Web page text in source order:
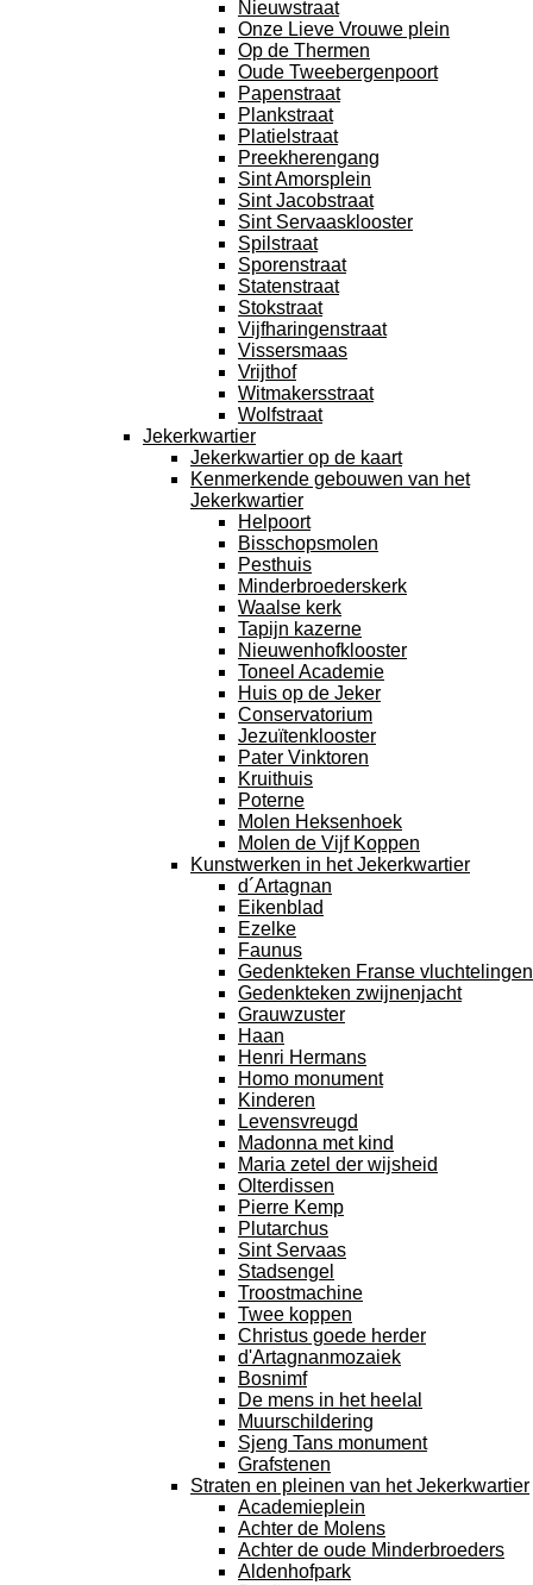
Nieuwstraat
Onze Lieve Vrouwe plein
Op de Thermen
Oude Tweebergenpoort
Papenstraat
Plankstraat
Platielstraat
Preekherengang
Sint Amorsplein
Sint Jacobstraat
Sint Servaasklooster
Spilstraat
Sporenstraat
Statenstraat
Stokstraat
Vijfharingenstraat
Vissersmaas
Vrijthof
Witmakersstraat
Wolfstraat
Jekerkwartier
Jekerkwartier op de kaart
Kenmerkende gebouwen van het
Jekerkwartier
Helpoort
Bisschopsmolen
Pesthuis
Minderbroederskerk
Waalse kerk
Tapijn kazerne
Nieuwenhofklooster
Toneel Academie
Huis op de Jeker
Conservatorium
Jezuïtenklooster
Pater Vinktoren
Kruithuis
Poterne
Molen Heksenhoek
Molen de Vijf Koppen
Kunstwerken in het Jekerkwartier
d´Artagnan
Eikenblad
Ezelke
Faunus
Gedenkteken Franse vluchtelingen
Gedenkteken zwijnenjacht
Grauwzuster
Haan
Henri Hermans
Homo monument
Kinderen
Levensvreugd
Madonna met kind
Maria zetel der wijsheid
Olterdissen
Pierre Kemp
Plutarchus
Sint Servaas
Stadsengel
Troostmachine
Twee koppen
Christus goede herder
d'Artagnanmozaiek
Bosnimf
De mens in het heelal
Muurschildering
Sjeng Tans monument
Grafstenen
Straten en pleinen van het Jekerkwartier
Academieplein
Achter de Molens
Achter de oude Minderbroeders
Aldenhofpark